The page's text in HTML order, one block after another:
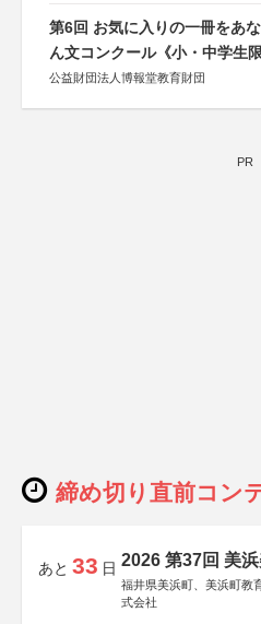
第6回 お気に入りの一冊をあ
ん文コンクール《小・中学生限
公益財団法人博報堂教育財団
PR
締め切り直前コン
あと 33 日 2026 第37回 美
福井県美浜町、美浜町教
式会社